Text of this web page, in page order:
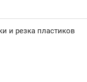
и резка пластиков